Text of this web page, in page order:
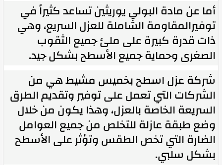
أما عن مادة البولي يوريثين تساعد كثيراً في
توفيرالمقاومة الشاملة للعزل السريع، وهي
ذات قدرة كبيرة على ملئ جميع الثقوب
الصغرى وحماية جميع الأسطح بشكل جيد.
شركة عزل اسطح بخميس مشيط هي من
الشركات التي تعمل على توفير وتقديم الطرق
السريعة الخاصة بالعزل، وهذا يكون من خلال
وضع طبقة عازلة للتخلص من جميع العوامل
الضارة التي تخص الطقس وتؤثر على الأسطح
بشكل سلبي.